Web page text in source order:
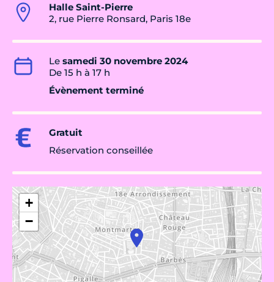
Halle Saint-Pierre
2, rue Pierre Ronsard, Paris 18e
Le samedi 30 novembre 2024
De 15 h à 17 h
Évènement terminé
Gratuit
Réservation conseillée
+
−